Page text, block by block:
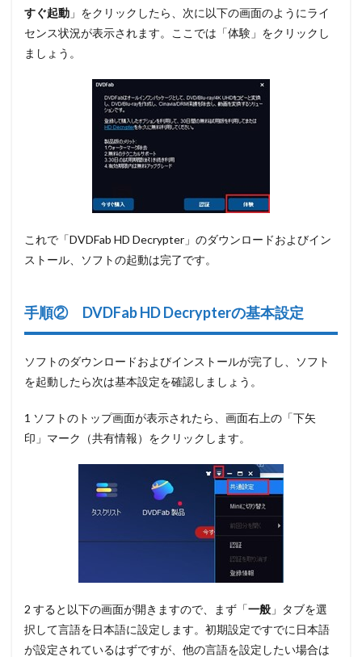
すぐ起動 」 をクリックしたら、次に以下の画面のようにライ
センス状況が表示されます。ここでは 「体験」 をクリックし
ましょう。
これで「DVDFab HD Decrypter」のダウンロードおよびイン
ストール、ソフトの起動は完了です。
手順② DVDFab HD Decrypterの基本設定
ソフトのダウンロードおよびインストールが完了し、ソフト
を起動したら次は基本設定を確認しましょう。
1 ソフトのトップ画面が表示されたら、画面右上の 「下矢
印」マーク（共有情報） をクリックします。
2 すると以下の画面が開きますので、まず 「一般 」 タブを選
択して言語を日本語に設定します。初期設定ですでに日本語
が設定されているはずですが、他の言語を設定したい場合は